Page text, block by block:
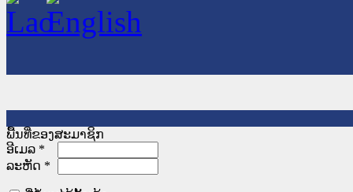
ພື້ນທີ່ຂອງສະມາຊິກ
ອີເມລ *
ລະຫັດ *